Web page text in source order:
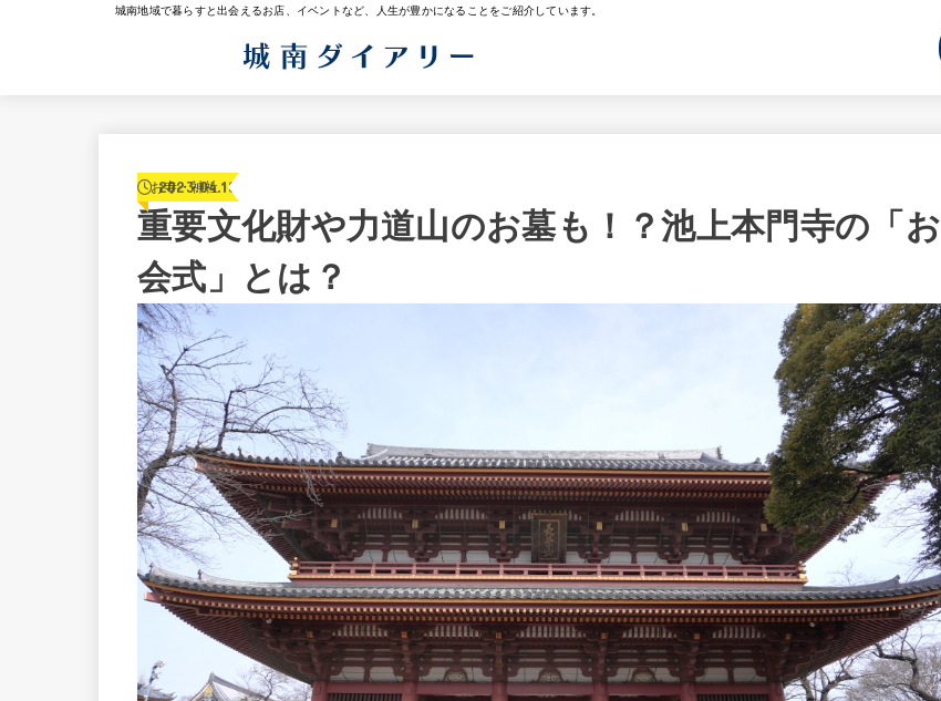
城南地域で暮らすと出会えるお店、イベントなど、人生が豊かになることをご紹介しています。
お寺・神社
2023.04.10
重要文化財や力道山のお墓も！？池上本門寺の「お
会式」とは？